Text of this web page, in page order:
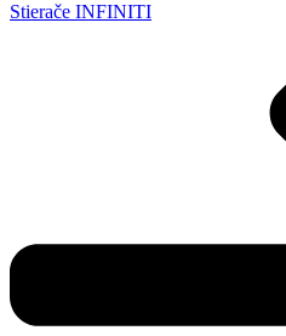
Stierače INFINITI